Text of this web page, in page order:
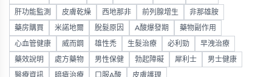
肝功能監測 皮膚乾燥 西地那非 前列腺增生 非那雄胺
藥房購買 米諾地爾 脫髮原因 A酸爆發期 藥物副作用
心血管健康 威而鋼 雄性禿 生髮治療 必利勁 早洩治療
藥效說明 處方藥物 男性保健 勃起障礙 犀利士 男士健康
醫療資訊 暗瘡治療 口服A酸 皮膚護理